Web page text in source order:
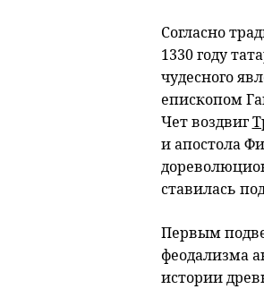
Согласно
1330 году
чудесного
епископом
Чет воздвиг
и апостола
ставилась
Первым
феодализма
истории